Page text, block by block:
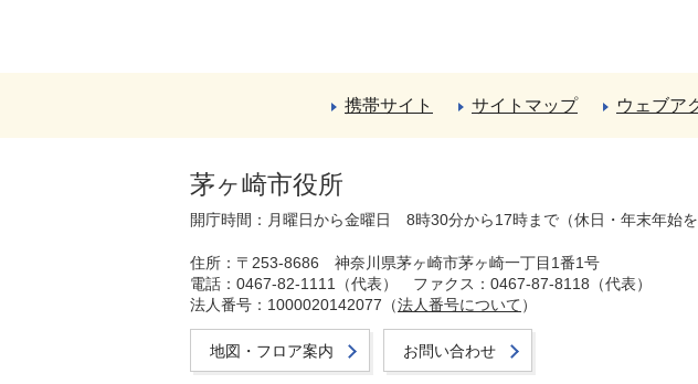
携帯サイト サイトマップ ウェブア
茅ヶ崎市役所
開庁時間：月曜日から金曜日 8時30分から17時まで（休日・年末年始を
住所：〒253-8686 神奈川県茅ヶ崎市茅ヶ崎一丁目1番1号
電話：0467-82-1111（代表） ファクス：0467-87-8118（代表）
法人番号：1000020142077（法人番号について）
地図・フロア案内 お問い合わせ